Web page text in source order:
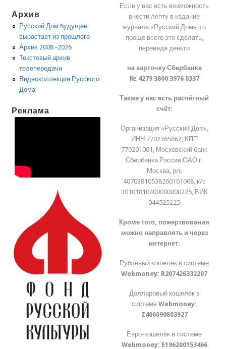
Архив
Русский Дом будущее
вырастает из прошлого
Архив 2008 -2026
Текстовый архив
телепередачи
Видеоколлекция Русского
Дома
Реклама
Если у вас есть возможность
внести лепту в издание
журнала «Русский Дом», то
проще всего это сделать,
переведя деньги
на карточку Сбербанка
№ 4279 3800 3976 0337
Также у нас есть расчётный
счёт:
Организация «Русский Дом»,
ИНН 7702365862, КПП
770201001, Московский банк
Сбербанка России ОАО г.
Москва, р/с
40703810538260101068, к/с
30101810400000000225, БИК
044525225
Кроме того, пожертвования
можно направлять и через
интернет:
Рублёвый кошелёк в системе
Webmoney: R207426332207
Долларовый кошелёк в
системеWebmoney:
Z406090803927
Евро-кошелёк в системе
Webmoney: E196200153466